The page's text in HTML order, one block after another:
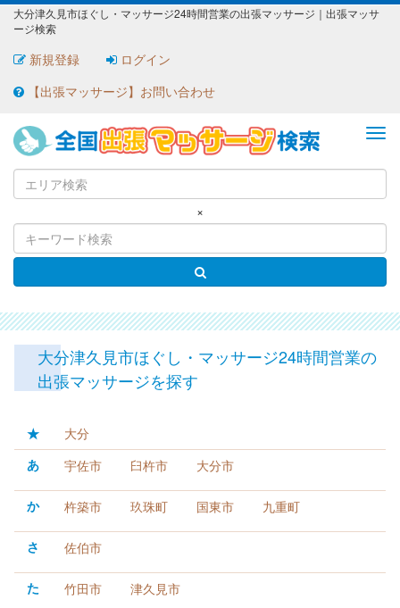
大分津久見市ほぐし・マッサージ24時間営業の出張マッサージ｜出張マッサ
ージ検索
新規登録
ログイン
【出張マッサージ】お問い合わせ
×
大分津久見市ほぐし・マッサージ24時間営業の
出張マッサージを探す
★
大分
あ
宇佐市 臼杵市 大分市
か 杵築市 玖珠町 国東市 九重町
さ 佐伯市
た 竹田市 津久見市